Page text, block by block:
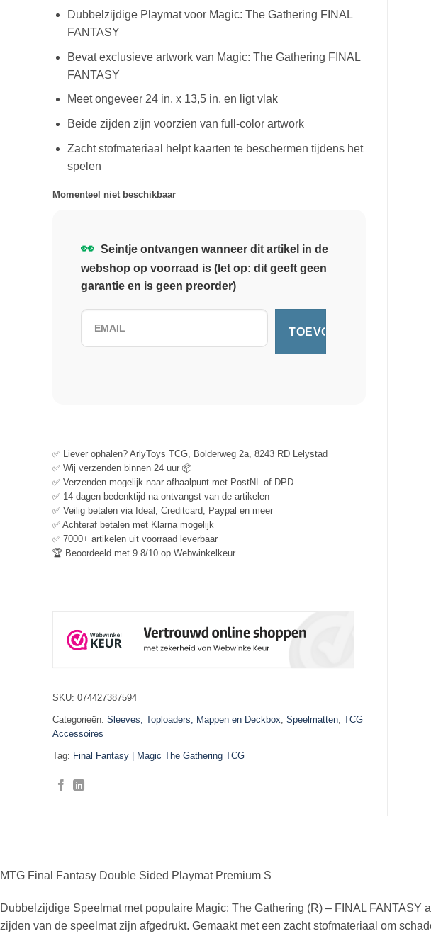
Dubbelzijdige Playmat voor Magic: The Gathering FINAL
FANTASY
Bevat exclusieve artwork van Magic: The Gathering FINAL
FANTASY
Meet ongeveer 24 in. x 13,5 in. en ligt vlak
Beide zijden zijn voorzien van full-color artwork
Zacht stofmateriaal helpt kaarten te beschermen tijdens het
spelen
Momenteel niet beschikbaar
👀 Seintje ontvangen wanneer dit artikel in de
webshop op voorraad is (let op: dit geeft geen
garantie en is geen preorder)
✅ Liever ophalen? ArlyToys TCG, Bolderweg 2a, 8243 RD Lelystad
✅ Wij verzenden binnen 24 uur 📦
✅ Verzenden mogelijk naar afhaalpunt met PostNL of DPD
✅ 14 dagen bedenktijd na ontvangst van de artikelen
✅ Veilig betalen via Ideal, Creditcard, Paypal en meer
✅ Achteraf betalen met Klarna mogelijk
✅ 7000+ artikelen uit voorraad leverbaar
🏆 Beoordeeld met 9.8/10 op Webwinkelkeur
SKU: 074427387594
Categorieën: Sleeves, Toploaders, Mappen en Deckbox, Speelmatten, TCG
Accessoires
Tag: Final Fantasy | Magic The Gathering TCG
MTG Final Fantasy Double Sided Playmat Premium S
Dubbelzijdige Speelmat met populaire Magic: The Gathering (R) – FINAL FANTASY
zijden van de speelmat zijn afgedrukt. Gemaakt met een zacht stofmateriaal om